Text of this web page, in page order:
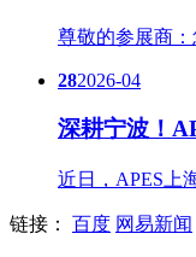
尊敬的参展商
282026-04
深耕宁波！
近日，APES上
链接： 百度 网易新闻